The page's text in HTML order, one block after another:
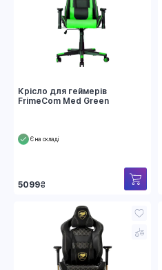
Крісло для геймерів
FrimeCom Med Green
Є на складі
5099₴